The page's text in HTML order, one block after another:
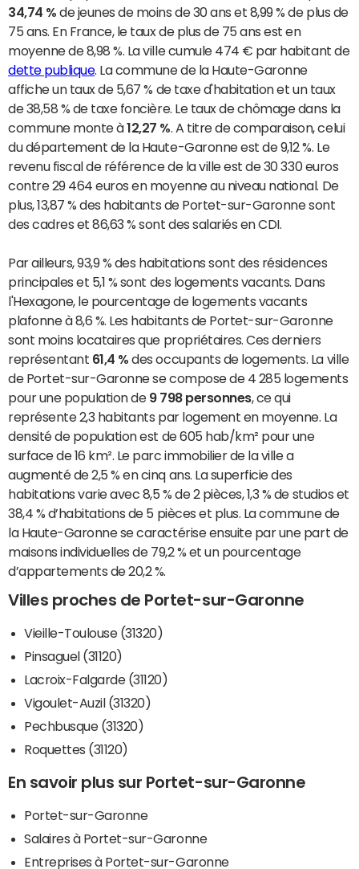
34,74 % de jeunes de moins de 30 ans et 8,99 % de plus de
75 ans. En France, le taux de plus de 75 ans est en
moyenne de 8,98 %. La ville cumule 474 € par habitant de
dette publique. La commune de la Haute-Garonne
affiche un taux de 5,67 % de taxe d'habitation et un taux
de 38,58 % de taxe foncière. Le taux de chômage dans la
commune monte à12,27 % . A titre de comparaison, celui
du département de la Haute-Garonne est de 9,12 %. Le
revenu fiscal de référence de la ville est de 30 330 euros
contre 29 464 euros en moyenne au niveau national. De
plus, 13,87 % des habitants de Portet-sur-Garonne sont
des cadres et 86,63 % sont des salariés en CDI.
Par ailleurs, 93,9 % des habitations sont des résidences
principales et 5,1 % sont des logements vacants. Dans
l'Hexagone, le pourcentage de logements vacants
plafonne à 8,6 %. Les habitants de Portet-sur-Garonne
sont moins locataires que propriétaires. Ces derniers
représentant 61,4 % des occupants de logements. La ville
de Portet-sur-Garonne se compose de 4 285 logements
pour une population de 9 798 personnes, ce qui
représente 2,3 habitants par logement en moyenne. La
densité de population est de 605 hab/km² pour une
surface de 16 km². Le parc immobilier de la ville a
augmenté de 2,5 % en cinq ans. La superficie des
habitations varie avec 8,5 % de 2 pièces, 1,3 % de studios et
38,4 % d’habitations de 5 pièces et plus. La commune de
la Haute-Garonne se caractérise ensuite par une part de
maisons individuelles de 79,2 % et un pourcentage
d’appartements de 20,2 %.
Villes proches de Portet-sur-Garonne
Vieille-Toulouse (31320)
Pinsaguel (31120)
Lacroix-Falgarde (31120)
Vigoulet-Auzil (31320)
Pechbusque (31320)
Roquettes (31120)
En savoir plus sur Portet-sur-Garonne
Portet-sur-Garonne
Salaires à Portet-sur-Garonne
Entreprises à Portet-sur-Garonne